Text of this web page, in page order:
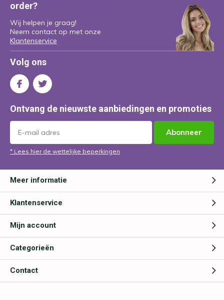
order?
Wij helpen je graag!
Neem contact op met onze
Klantenservice
Volg ons
Ontvang de nieuwste aanbiedingen en promoties
Abonneer
* Lees hier de wettelijke beperkingen
Meer informatie
Klantenservice
Mijn account
Categorieën
Contact